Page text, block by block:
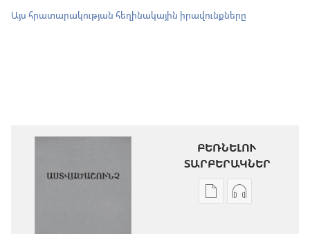
Այս հրատարակության հեղինակային իրավունքները
ԲԵՌՆԵԼՈՒ
ՏԱՐԲԵՐԱԿՆԵՐ
Թվային